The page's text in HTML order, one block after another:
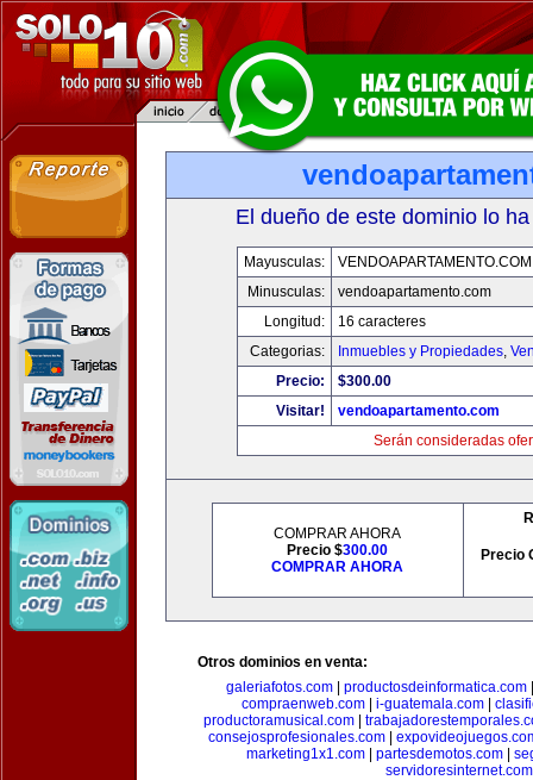
El dueño de este dominio lo
Mayusculas:
VENDOAPARTAMENTO.COM
Minusculas:
vendoapartamento.com
Longitud:
16 caracteres
Categorias:
Inmuebles y Propiedades,
Precio:
$300.00
Visitar!
vendoapartamento.com
Serán consideradas
COMPRAR AHORA
Precio $300.00
COMPRAR AHORA
Precio
Otros dominios en venta:
galeriafotos.com
productosdeinformatica.com
compraenweb.com| i-guatemala.com|
productoramusical.com
consejosprofesionales.com|
marketing1x1.com| partesdemotos.com|
servidoresinternet.com